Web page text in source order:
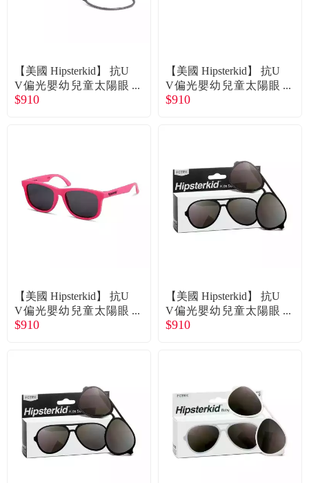
折價券、紅利說明
【美國 Hipsterkid】 抗U
V偏光嬰幼兒童太陽眼
鏡(附固定繩)-繽紛藍0-2
$910
【美國 Hipsterkid】 抗U
V偏光嬰幼兒童太陽眼
鏡(附固定繩)-繽紛白0-2
$910
【美國 Hipsterkid】 抗U
V偏光嬰幼兒童太陽眼
鏡(附固定繩)-繽紛桃0-2
$910
【美國 Hipsterkid】 抗U
V偏光嬰幼兒童太陽眼
鏡(附固定繩)-飛行員黑
$910